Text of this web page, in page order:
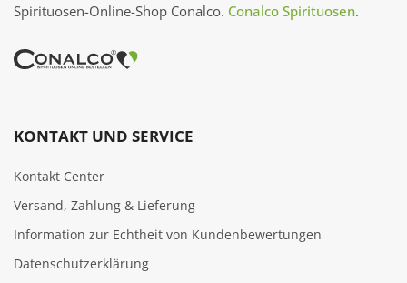
Spirituosen-Online-Shop Conalco. Conalco Spirituosen.
KONTAKT UND SERVICE
Kontakt Center
Versand, Zahlung & Lieferung
Information zur Echtheit von Kundenbewertungen
Datenschutzerklärung